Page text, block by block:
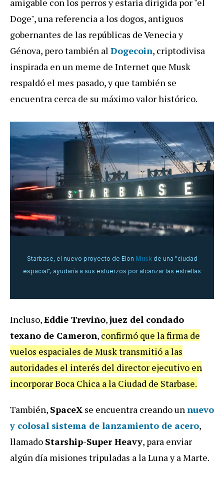
amigable con los perros y estaría dirigida por "el
Doge", una referencia a los dogos, antiguos
gobernantes de las repúblicas de Venecia y
Génova, pero también al Dogecoin, criptodivisa
inspirada en un meme de Internet que Musk
respaldó el mes pasado, y que también se
encuentra cerca de su máximo valor histórico.
Starbase, el nuevo proyecto de Elon Muskde una "ciudad
espacial", ayudaría a sus esfuerzos por alcanzar las estrellas
Incluso,Eddie Treviño,juez del condado
texano de Cameron, confirmó que la firma de
vuelos espaciales de Musk transmitió a las
autoridades el interés del director ejecutivo en
incorporar Boca Chica a la Ciudad de Starbase.
También, SpaceX se encuentra creando unnuevo
y colosal sistema de lanzamiento de acero,
llamado Starship-Super Heavy, para enviar
algún día misiones tripuladas a la Luna y a Marte.